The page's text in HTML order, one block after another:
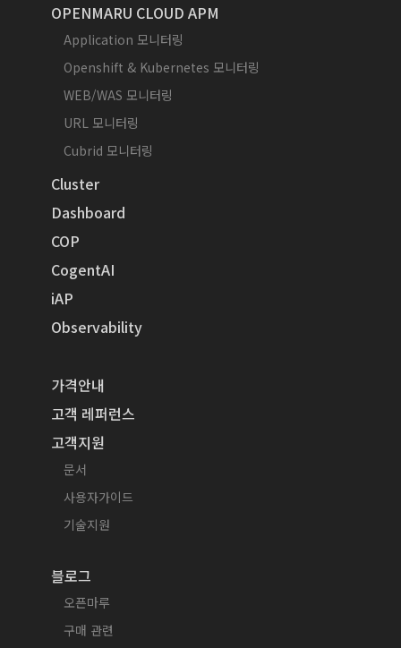
OPENMARU CLOUD APM
Application 모니터링
Openshift & Kubernetes 모니터링
WEB/WAS 모니터링
URL 모니터링
Cubrid 모니터링
Cluster
Dashboard
COP
CogentAI
iAP
Observability
가격안내
고객 레퍼런스
고객지원
문서
사용자가이드
기술지원
블로그
오픈마루
구매 관련